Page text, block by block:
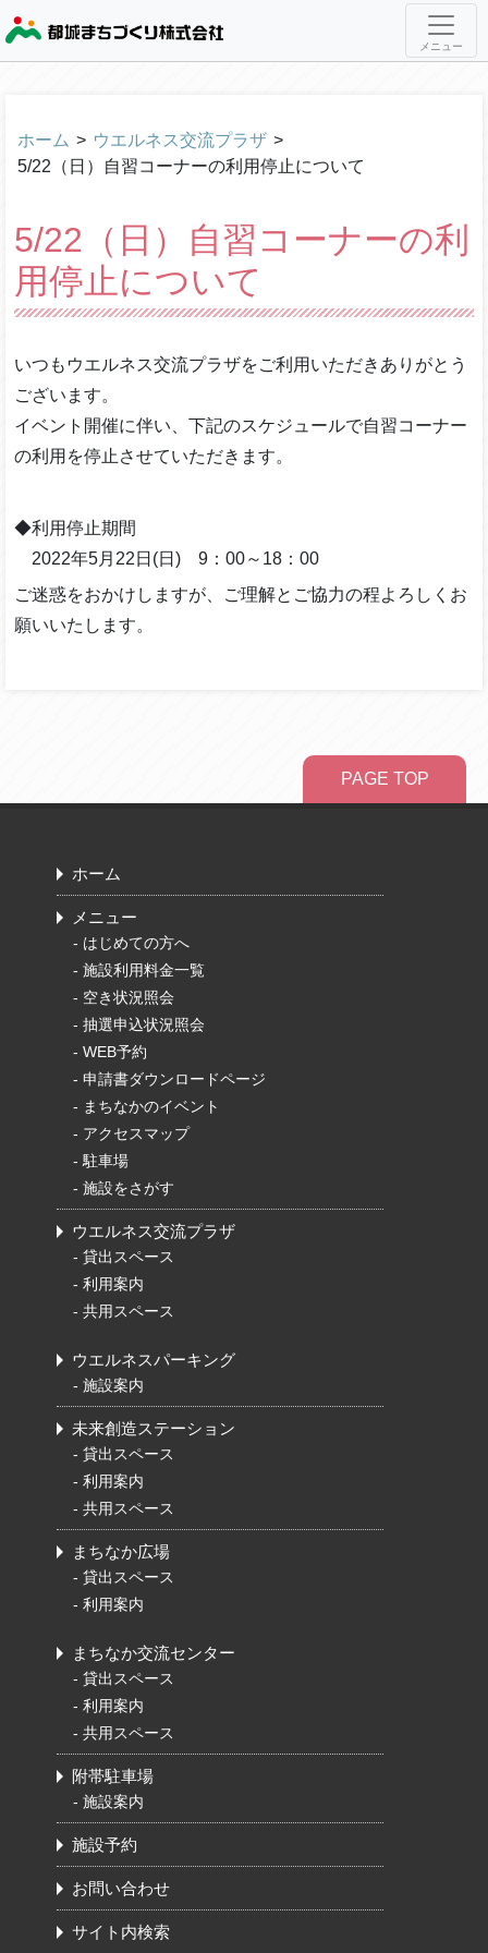
メニュー
ホーム > ウエルネス交流プラザ >
5/22（日）自習コーナーの利用停止について
5/22（日）自習コーナーの利
用停止について
いつもウエルネス交流プラザをご利用いただきありがとう
ございます。
イベント開催に伴い、下記のスケジュールで自習コーナー
の利用を停止させていただきます。
◆利用停止期間
2022年5月22日(日) 9：00～18：00
ご迷惑をおかけしますが、ご理解とご協力の程よろしくお
願いいたします。
PAGE TOP
ホーム
メニュー
- はじめての方へ
- 施設利用料金一覧
- 空き状況照会
- 抽選申込状況照会
- WEB予約
- 申請書ダウンロードページ
- まちなかのイベント
- アクセスマップ
- 駐車場
- 施設をさがす
ウエルネス交流プラザ
- 貸出スペース
- 利用案内
- 共用スペース
ウエルネスパーキング
- 施設案内
未来創造ステーション
- 貸出スペース
- 利用案内
- 共用スペース
まちなか広場
- 貸出スペース
- 利用案内
まちなか交流センター
- 貸出スペース
- 利用案内
- 共用スペース
附帯駐車場
- 施設案内
施設予約
お問い合わせ
サイト内検索